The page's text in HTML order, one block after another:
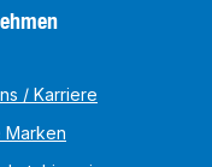
/ Karriere
Marken